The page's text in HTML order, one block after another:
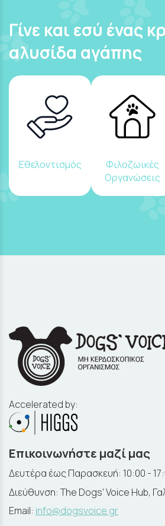
Γίνε και εσύ ένας
αλυσίδα αγάπης
Εθελοντισμός
Φιλοζωικές
Οργανώσεις
Accelerated by:
Επικοινωνήστε μαζί μας
Δευτέρα έως Παρασκευή: 10:00 -
Διεύθυνση: The Dogs' Voice Hub,
Email: info@dogsvoice.gr